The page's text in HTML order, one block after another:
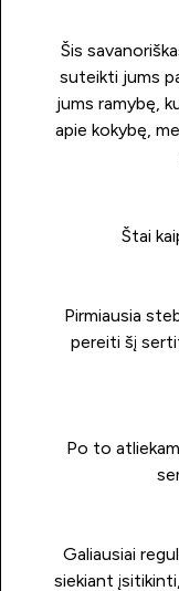
Šis
suteikti jums
jums ramybę,
apie kokybę,
Štai
Pirmiausia
pereiti šį
Po to
Galiausiai
siekiant